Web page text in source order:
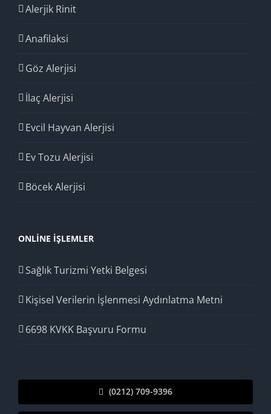
Alerjik Rinit
Anafilaksi
Göz Alerjisi
İlaç Alerjisi
Evcil Hayvan Alerjisi
Ev Tozu Alerjisi
Böcek Alerjisi
ONLINE İŞLEMLER
Sağlık Turizmi Yetki Belgesi
Kişisel Verilerin İşlenmesi Aydınlatma Metni
6698 KVKK Başvuru Formu
(0212) 709-9396